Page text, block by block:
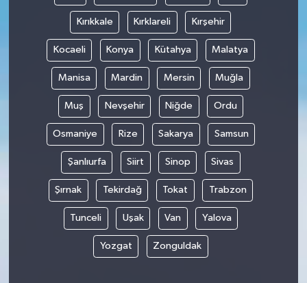
Kırıkkale Kırklareli Kırşehir
Kocaeli Konya Kütahya Malatya
Manisa Mardin Mersin Muğla
Muş Nevşehir Niğde Ordu
Osmaniye Rize Sakarya Samsun
Şanlıurfa Siirt Sinop Sivas
Şırnak Tekirdağ Tokat Trabzon
Tunceli Uşak Van Yalova
Yozgat Zonguldak